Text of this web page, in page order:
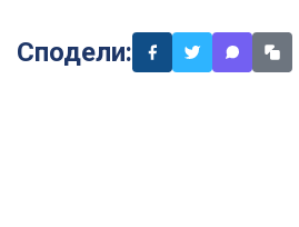
Сподели: